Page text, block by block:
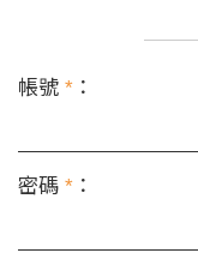
帳號 * ：
密碼 * ：